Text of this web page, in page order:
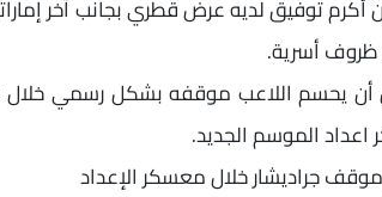
أكرم توفيق لديه عرض قطري بجانب آخر
أسرية.
يحسم اللاعب موقفه بشكل رسمي خلال
الموسم الجديد.
جراديشار خلال معسكر الإعداد